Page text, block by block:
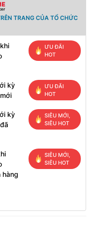
TRANG CỦA TỔ CHỨC
ƯU ĐÃI
HOT
kỳ
ƯU ĐÃI
HOT
kỳ
SIÊU MỚI,
SIÊU HOT
hàng
SIÊU MỚI,
SIÊU HOT